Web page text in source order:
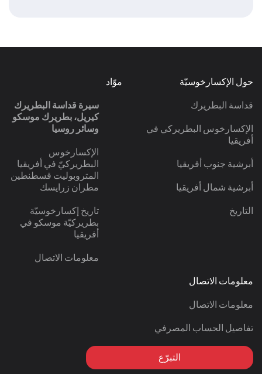
حول الإكسارخوسيّة
قداسة البطريرك
الإكسارخوس البطريركي في
أفريقيا
أبرشية جنوب أفريقيا
أبرشية شمال أفريقيا
التاريخ
موّاد
سيرة قداسة البطريرك
كيريل، بطريرك موسكو
وسائر روسيا
الإكسارخوس
البطريركيّ في أفريقيا
المتروبوليت قسطنطين
مطران زرايسك
تاريخ إكسارخوسيّة
بطريركيّة موسكو في
أفريقيا
معلومات الاتصال
معلومات الاتصال
معلومات الاتصال
تفاصيل الحساب المصرفي
التبرّع